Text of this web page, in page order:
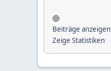
Beiträge anzeigen
Zeige Statistiken